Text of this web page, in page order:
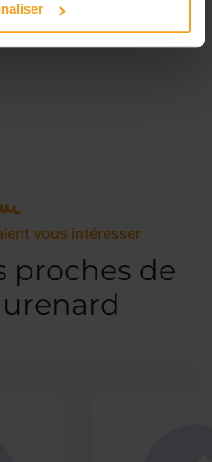
vous intéresser
proches de